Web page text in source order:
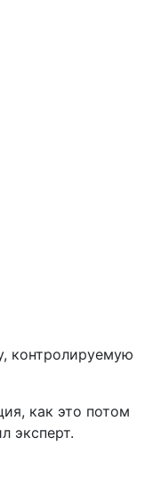
контролируемую
как это потом
эксперт.